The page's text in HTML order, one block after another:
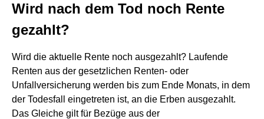
Wird nach dem Tod noch Rente
gezahlt?
Wird die aktuelle Rente noch ausgezahlt? Laufende
Renten aus der gesetzlichen Renten- oder
Unfallversicherung werden bis zum Ende Monats, in dem
der Todesfall eingetreten ist, an die Erben ausgezahlt.
Das Gleiche gilt für Bezüge aus der